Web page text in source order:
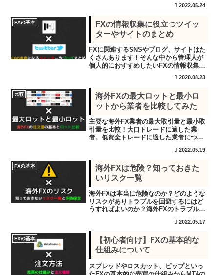
2022.05.24
FXの基本
FXの情報収集に役立つツイッ
ターやサイトのまとめ
FXに関連するSNSやブログ、サイトはた
くさんあります！そんな中から管理人が
個人的におすすめしたいFXの情報収集に
2020.08.23
比較
海外FXの最大ロットと最小ロ
ットから業者を比較してみた
主要な海外FX業者の最大取引量と最小取
引量を比較！大口トレードに適した業
者、低資金トレードに適した業者につい
2022.05.19
FXの基本
海外FXは危険？知っておきた
いリスク一覧
海外FXは本当に危険なのか？どのような
リスクがありトラブルを回避するにはど
うすればよいのか？海外FXのトラブルリ
2022.05.17
FXの基本
【初心者向け】FXの基本的な
仕組みについて
スプレッドやロスカット、ピップといっ